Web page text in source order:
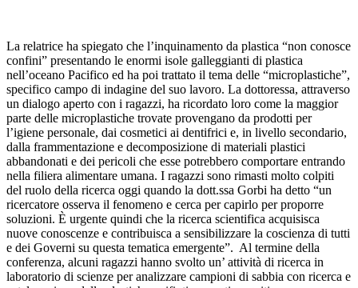
La relatrice ha spiegato che l’inquinamento da plastica “non conosce
confini” presentando le enormi isole galleggianti di plastica
nell’oceano Pacifico ed ha poi trattato il tema delle “microplastiche”,
specifico campo di indagine del suo lavoro. La dottoressa, attraverso
un dialogo aperto con i ragazzi, ha ricordato loro come la maggior
parte delle microplastiche trovate provengano da prodotti per
l’igiene personale, dai cosmetici ai dentifrici e, in livello secondario,
dalla frammentazione e decomposizione di materiali plastici
abbandonati e dei pericoli che esse potrebbero comportare entrando
nella filiera alimentare umana. I ragazzi sono rimasti molto colpiti
del ruolo della ricerca oggi quando la dott.ssa Gorbi ha detto “un
ricercatore osserva il fenomeno e cerca per capirlo per proporre
soluzioni. È urgente quindi che la ricerca scientifica acquisisca
nuove conoscenze e contribuisca a sensibilizzare la coscienza di tutti
e dei Governi su questa tematica emergente”. Al termine della
conferenza, alcuni ragazzi hanno svolto un’ attività di ricerca in
laboratorio di scienze per analizzare campioni di sabbia con ricerca e